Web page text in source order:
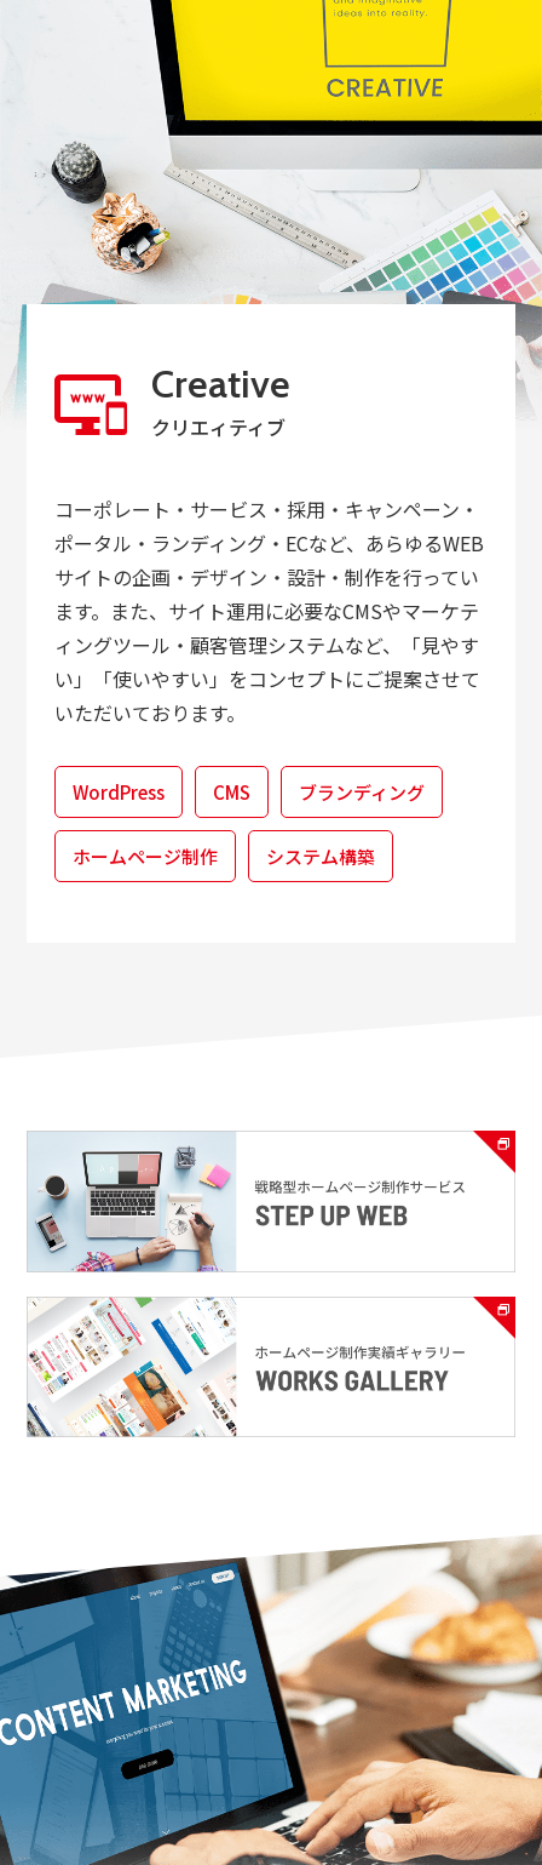
Creative
クリエィティブ
コーポレート・サービス・採用・キャンペーン・
ポータル・ランディング・ECなど、あらゆるWEB
サイトの企画・デザイン・設計・制作を行ってい
ます。また、サイト運用に必要なCMSやマーケテ
ィングツール・顧客管理システムなど、「見やす
い」「使いやすい」をコンセプトにご提案させて
いただいております。
WordPress CMS ブランディング
ホームページ制作 システム構築